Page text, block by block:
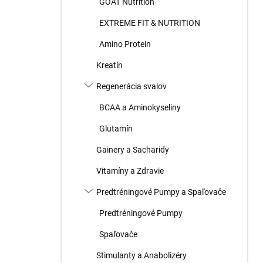
EXTREME FIT & NUTRITION
Amino Protein
Kreatín
Regenerácia svalov
BCAA a Aminokyseliny
Glutamín
Gainery a Sacharidy
Vitamíny a Zdravie
Predtréningové Pumpy a Spaľovače
Predtréningové Pumpy
Spaľovače
Stimulanty a Anabolizéry